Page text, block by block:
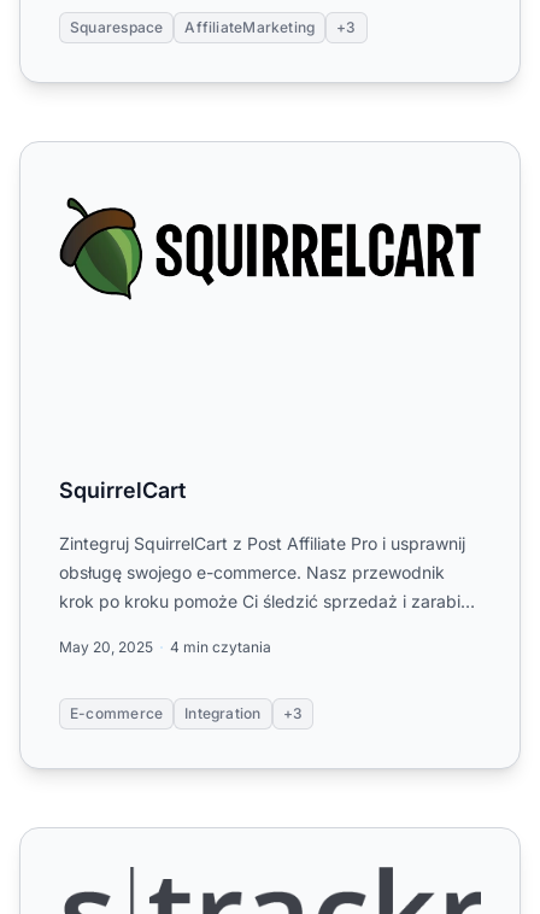
Squarespace AffiliateMarketing +3
SquirrelCart
SquirrelCart
Zintegruj SquirrelCart z Post Affiliate Pro i usprawnij
obsługę swojego e-commerce. Nasz przewodnik
krok po kroku pomoże Ci śledzić sprzedaż i zarabiać
May 20, 2025 4 min czytania
E-commerce Integration +3
Strackr